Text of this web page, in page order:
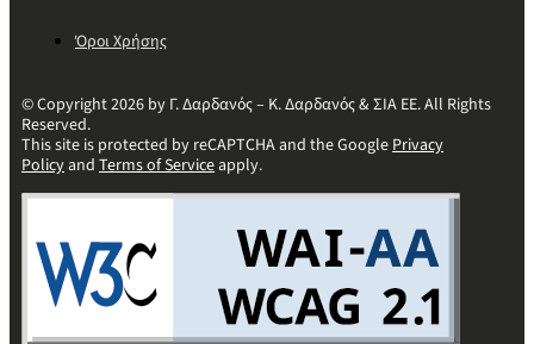
Όροι Χρήσης
© Copyright 2026 by Γ. Δαρδανός – Κ. Δαρδανός & ΣΙΑ ΕΕ. All Rights
Reserved.
This site is protected by reCAPTCHA and the GooglePrivacy
Policyand Terms of Serviceapply.